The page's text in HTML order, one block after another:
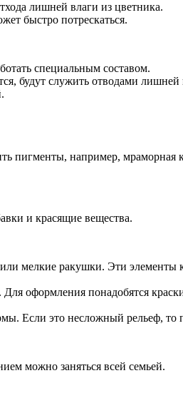
лишней влаги из цветника.
быстро потрескаться.
специальным составом.
будут служить отводами
пигменты, например, мраморная
и красящие вещества.
мелкие ракушки. Эти элементы
оформления понадобятся
Если это несложный рельеф, то
можно заняться всей семьей.